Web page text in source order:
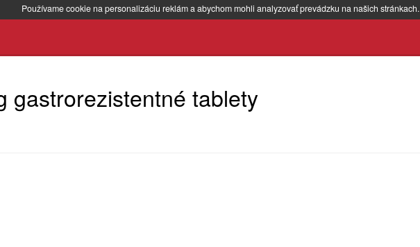
Používame cookie na personalizáciu reklám a abychom mohli analyzovať prevádzku na našich stránkach.
gastrorezistentné tablety